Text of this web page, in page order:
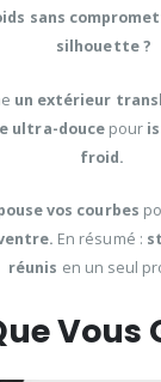
sans
silhouette ?
un extérieur
ultra-doucepour
froid.
vos courbes
En résumé :
réunis en un seul
Vous